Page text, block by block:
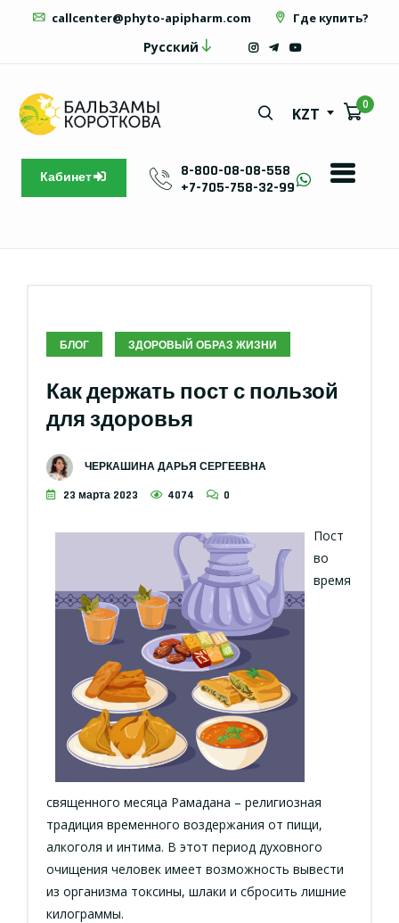
callcenter@phyto-apipharm.com Где купить?
Русский
KZT
0
Кабинет
8-800-08-08-558
+7-705-758-32-99
БЛОГ ЗДОРОВЫЙ ОБРАЗ ЖИЗНИ
Как держать пост с пользой
для здоровья
ЧЕРКАШИНА ДАРЬЯ СЕРГЕЕВНА
23 марта 2023 4074 0
Пост
во
время
священного месяца Рамадана – религиозная
традиция временного воздержания от пищи,
алкоголя и интима. В этот период духовного
очищения человек имеет возможность вывести
из организма токсины, шлаки и сбросить лишние
килограммы.